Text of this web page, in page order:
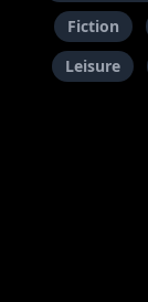
Fiction
Leisure